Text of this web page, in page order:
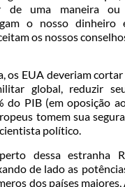
de uma maneira
o nosso dinheiro
os nossos
os EUA deveriam
global, reduzir
do PIB (em oposição
tomem sua
político.
dessa estranha
de lado as
dos países